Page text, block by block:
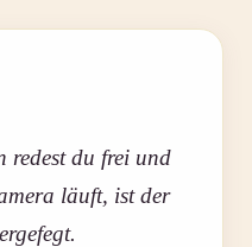
redest du frei und
läuft, ist der